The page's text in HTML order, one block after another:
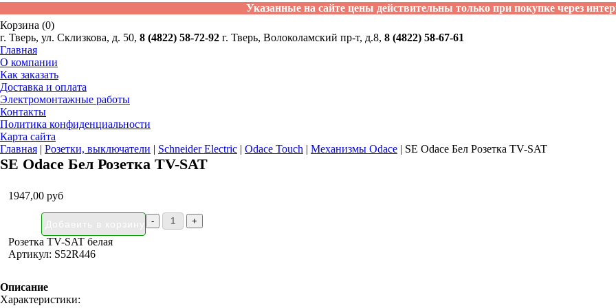
Указанные на сайте цены действительны только при покупке через
Корзина (0)
г. Тверь, ул. Склизкова, д. 50, 8 (4822) 58-72-92 г. Тверь, Волоколамский пр-т, д.8, 8 (4822) 58-67-61
Главная
О компании
Как заказать
Доставка и оплата
Электромонтажные работы
Контакты
Политика конфиденциальности
Карта сайта
Главная | Розетки, выключатели | Schneider Electric | Odace Touch | Механизмы Odace | SE Odace Бел Розетка TV-SAT
SE Odace Бел Розетка TV-SAT
1947,00 руб
Розетка TV-SAT белая
Артикул: S52R446
Описание
Характеристики: